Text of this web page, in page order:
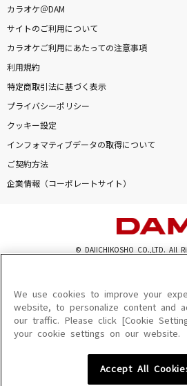
カラオケ＠DAM
サイトのご利用について
カラオケご利用にあたっての注意事項
利用規約
特定商取引法に基づく表示
プライバシーポリシー
クッキー設定
インフォマティブデータの取得について
ご契約方法
企業情報（コーポレートサイト）
© DAIICHIKOSHO CO.,LTD. All
このサイトに掲載されている一切の文章・画像・写
を問わず、著作権法の定める範囲を超えて無断で複
を禁じます。
楽曲及びコンテンツは、機種によりご利用いただけ
楽曲及びコンテンツの配信日、配信内容が変更にな
We use cookies to improve your
website, to personalize content and
our traffic. Please click [Cookie
your cookie settings on our website.
Accept All